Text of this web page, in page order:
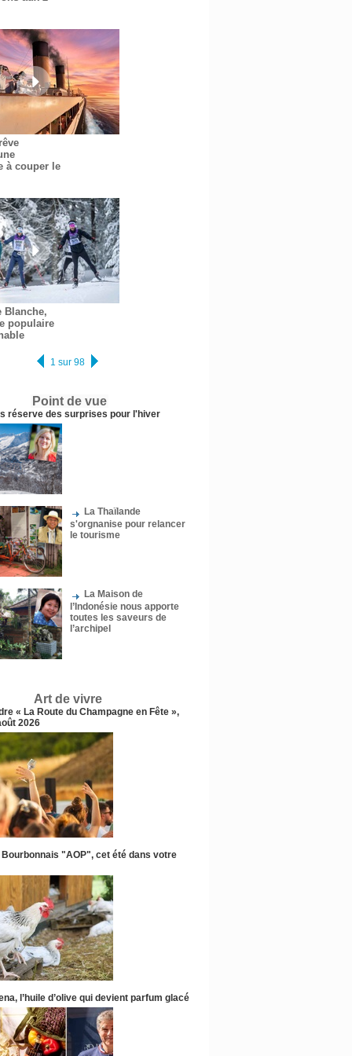
à couper le
Blanche,
populaire
1 sur 98
Point de vue
réserve des surprises pour l'hiver
La Thaïlande
s'orgnanise pour relancer
le tourisme
La Maison de
l’Indonésie nous apporte
toutes les saveurs de
l’archipel
Art de vivre
« La Route du Champagne en Fête »,
2026
Bourbonnais "AOP", cet été dans votre
l’huile d’olive qui devient parfum glacé